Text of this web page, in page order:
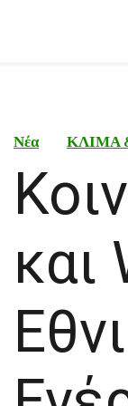
Νέα ΚΛΙΜΑ
και